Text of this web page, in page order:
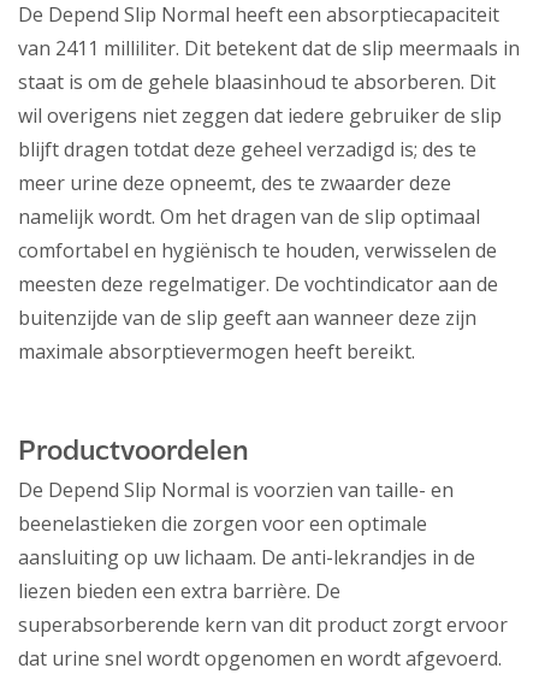
De Depend Slip Normal heeft een absorptiecapaciteit
van 2411 milliliter. Dit betekent dat de slip meermaals in
staat is om de gehele blaasinhoud te absorberen. Dit
wil overigens niet zeggen dat iedere gebruiker de slip
blijft dragen totdat deze geheel verzadigd is; des te
meer urine deze opneemt, des te zwaarder deze
namelijk wordt. Om het dragen van de slip optimaal
comfortabel en hygiënisch te houden, verwisselen de
meesten deze regelmatiger. De vochtindicator aan de
buitenzijde van de slip geeft aan wanneer deze zijn
maximale absorptievermogen heeft bereikt.
Productvoordelen
De Depend Slip Normal is voorzien van taille- en
beenelastieken die zorgen voor een optimale
aansluiting op uw lichaam. De anti-lekrandjes in de
liezen bieden een extra barrière. De
superabsorberende kern van dit product zorgt ervoor
dat urine snel wordt opgenomen en wordt afgevoerd.